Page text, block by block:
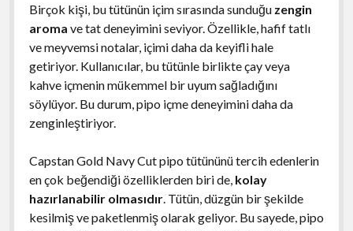
Birçok kişi, bu tütünün içim sırasında sunduğu zengin
aroma ve tat deneyimini seviyor. Özellikle, hafif tatlı
ve meyvemsi notalar, içimi daha da keyifli hale
getiriyor. Kullanıcılar, bu tütünle birlikte çay veya
kahve içmenin mükemmel bir uyum sağladığını
söylüyor. Bu durum, pipo içme deneyimini daha da
zenginleştiriyor.
Capstan Gold Navy Cut pipo tütününü tercih edenlerin
en çok beğendiği özelliklerden biri de, kolay
hazırlanabilir olmasıdır. Tütün, düzgün bir şekilde
kesilmiş ve paketlenmiş olarak geliyor. Bu sayede, pipo